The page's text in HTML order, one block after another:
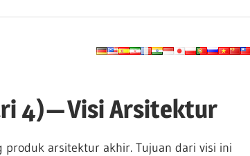
4) — Visi Arsitektur
arsitektur akhir. Tujuan dari visi ini